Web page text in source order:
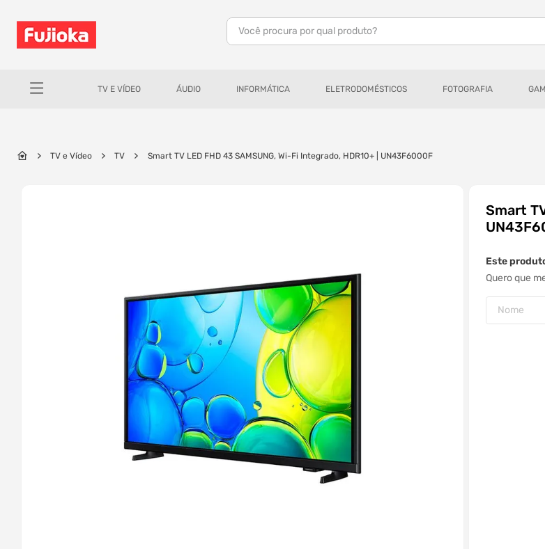
Você procura por qual produto?
TV E VÍDEO ÁUDIO INFORMÁTICA ELETRODOMÉSTICOS FOTOGRAFIA
TV e Vídeo TV Smart TV LED FHD 43 SAMSUNG, Wi-Fi Integrado, HDR10+ | UN43F6000F
Smart
Este
Quero que
4º
ar condicionado
10º fone